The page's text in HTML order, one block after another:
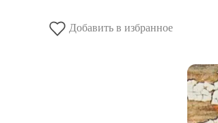
Добавить в избранное